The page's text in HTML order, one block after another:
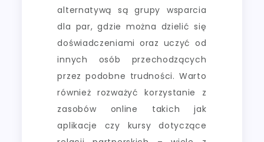
alternatywą są grupy wsparcia
dla par, gdzie można dzielić się
doświadczeniami oraz uczyć od
innych osób przechodzących
przez podobne trudności. Warto
również rozważyć korzystanie z
zasobów online takich jak
aplikacje czy kursy dotyczące